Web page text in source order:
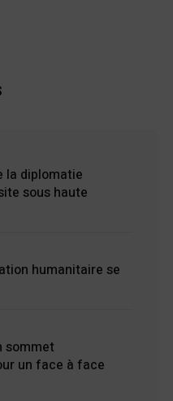
la diplomatie
sous haute
humanitaire se
sommet
un face à face